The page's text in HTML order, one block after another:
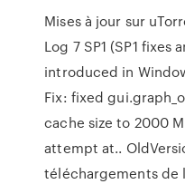
Mises à jour sur
Log 7 SP1 (SP1 fixes
introduced in
Fix: fixed
cache size to 2000
attempt at..
téléchargements de